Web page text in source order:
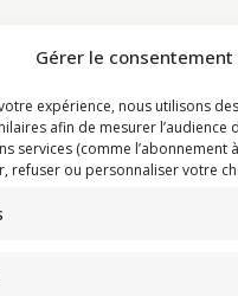
Gérer le consentement
expérience, nous utilisons
afin de mesurer l’audience
services (comme l’abonnement
refuser ou personnaliser votre